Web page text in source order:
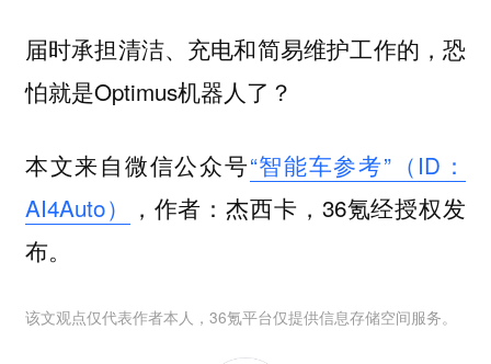
届时承担清洁、充电和简易维护工作的，恐
怕就是Optimus机器人了？
本文来自微信公众号“智能车参考”（ID：
AI4Auto）
，作者：杰西卡，36氪经授权发
布。
该文观点仅代表作者本人，36氪平台仅提供信息存储空间服务。